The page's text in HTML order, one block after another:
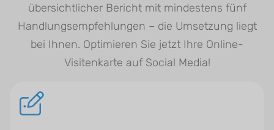
übersichtlicher Bericht mit mindestens fünf
Handlungsempfehlungen – die Umsetzung liegt
bei Ihnen. Optimieren Sie jetzt Ihre Online-
Visitenkarte auf Social Media!